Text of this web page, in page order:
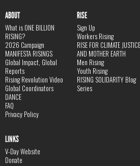
ABOUT
What is ONE BILLION
RISING?
2026 Campaign
MANIFESTA RISINGS
Global Impact, Global
Reports
Rising Revolution Video
Global Coordinators
DANCE
FAQ
Privacy Policy
RISE
Sign Up
Workers Rising
RISE FOR CLIMATE JUSTICE
AND MOTHER EARTH
Men Rising
Youth Rising
RISING SOLIDARITY Blog
Series
LINKS
V-Day Website
Donate